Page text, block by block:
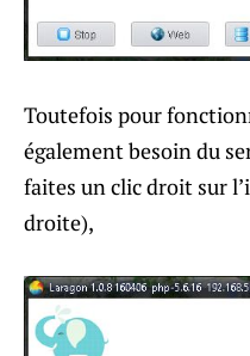
Toutefois pour
également besoin du
faites un clic droit sur
droite),